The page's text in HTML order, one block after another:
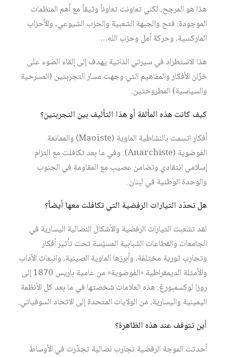
هذا هو المرجح، لكني تعاونت تعاوناً وثيقاً مع أهم المنظمات
الموجودة: فتح والجبهة الشعبية والحزب الشيوعي، والأحزاب
الماركسية، وحركة أمل وحزب الله…
هذا الاستطراد في سيرتي الذاتية يهدف إلى إلقاء الضوء على
خزّان الأفكار والمفاهيم التي وجهت مسار التجربتين (المسرحية
والسياسية) المطروحتين.
كيف كانت هذه المألفة أو هذا التأليف بين التجربتين؟
أفكار اتسمت بالنشاطية الماوية (Maoïste) والممانعة
الفوضوية (Anarchiste). وفي ما بعد تكافلت مع التزام
إسلامي انتقادي وتضامن عصيب مع المقاومة في الجنوب
والوحدة الوطنية في لبنان.
هل تحدّد التيارات الرفضية التي تكافلت معها أيضاً؟
لقد تشعبت التيارات الرفضية والأشكال النضالية اليسارية في
الجامعات والقطاعات الشبابية المسيّسة تحت تأثير أفكار
وتجارب ثورية مختلفة، وأبرزها الماوية الصينية، وانبعاث الآداب
والأمثلة الديمقراطية «الفوضوية» من عامية باريس 1870 إلى
روزا لوكسمبورغ. هذه العلامات شخصتها في ما بعد كل الأنظمة
اليمينية واليسارية، من الولايات المتحدة إلى الاتحاد السوفياتي.
أين تتوقف عند هذه الظاهرة؟
أحدثت الموجة الرفضية تجارب نضالية تجذّرت في الأوساط